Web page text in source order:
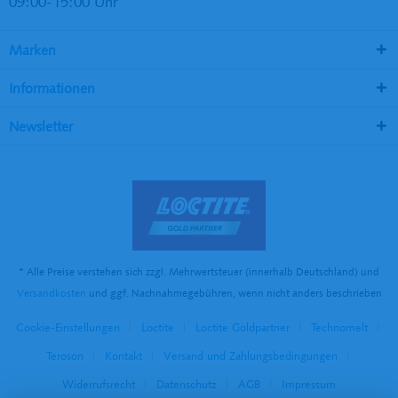
Marken
Informationen
Newsletter
* Alle Preise verstehen sich zzgl. Mehrwertsteuer (innerhalb Deutschland) und
Versandkosten und ggf. Nachnahmegebühren, wenn nicht anders beschrieben
Cookie-Einstellungen Loctite Loctite Goldpartner
Technomelt
Teroson
Kontakt
Versand und Zahlungsbedingungen
Widerrufsrecht
Datenschutz AGB Impressum